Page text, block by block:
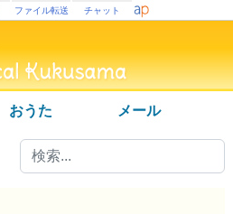
ファイル転送 チャット
おうた メール